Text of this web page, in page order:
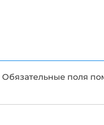
Обязательные поля